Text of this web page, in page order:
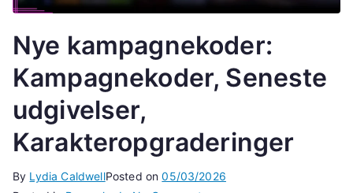
Nye kampagnekoder:
Kampagnekoder, Seneste
udgivelser,
Karakteropgraderinger
By Lydia CaldwellPosted on05/03/2026